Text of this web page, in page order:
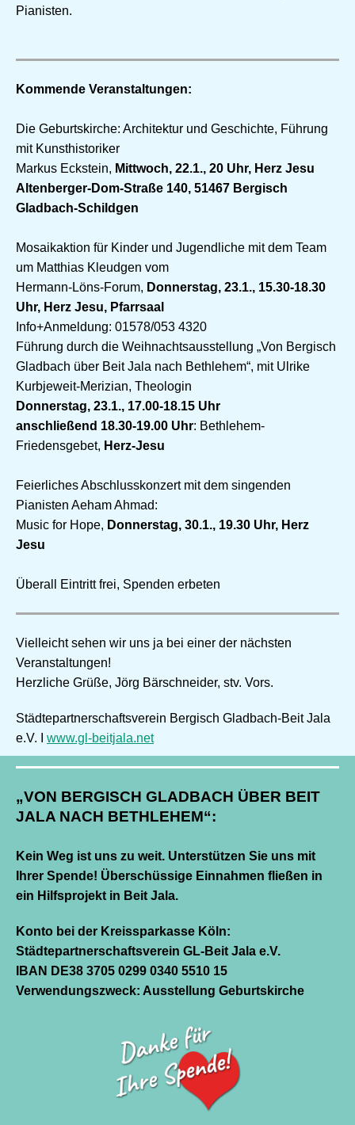
Pianisten.
Kommende Veranstaltungen:
Die Geburtskirche: Architektur und Geschichte, Führung
mit Kunsthistoriker
Markus Eckstein, Mittwoch, 22.1., 20 Uhr, Herz Jesu
Altenberger-Dom-Straße 140, 51467 Bergisch
Gladbach-Schildgen
Mosaikaktion für Kinder und Jugendliche mit dem Team
um Matthias Kleudgen vom
Hermann-Löns-Forum, Donnerstag, 23.1., 15.30-18.30
Uhr, Herz Jesu, Pfarrsaal
Info+Anmeldung: 01578/053 4320
Führung durch die Weihnachtsausstellung „Von Bergisch
Gladbach über Beit Jala nach Bethlehem“, mit Ulrike
Kurbjeweit-Merizian, Theologin
Donnerstag, 23.1., 17.00-18.15 Uhr
anschließend 18.30-19.00 Uhr: Bethlehem-
Friedensgebet, Herz-Jesu
Feierliches Abschlusskonzert mit dem singenden
Pianisten Aeham Ahmad:
Music for Hope, Donnerstag, 30.1., 19.30 Uhr, Herz
Jesu
Überall Eintritt frei, Spenden erbeten
Vielleicht sehen wir uns ja bei einer der nächsten
Veranstaltungen!
Herzliche Grüße, Jörg Bärschneider, stv. Vors.
Städtepartnerschaftsverein Bergisch Gladbach-Beit Jala
e.V. I www.gl-beitjala.net
„VON BERGISCH GLADBACH ÜBER BEIT
JALA NACH BETHLEHEM“:
Kein Weg ist uns zu weit. Unterstützen Sie uns mit
Ihrer Spende! Überschüssige Einnahmen fließen in
ein Hilfsprojekt in Beit Jala.
Konto bei der Kreissparkasse Köln:
Städtepartnerschaftsverein GL-Beit Jala e.V.
IBAN DE38 3705 0299 0340 5510 15
Verwendungszweck: Ausstellung Geburtskirche